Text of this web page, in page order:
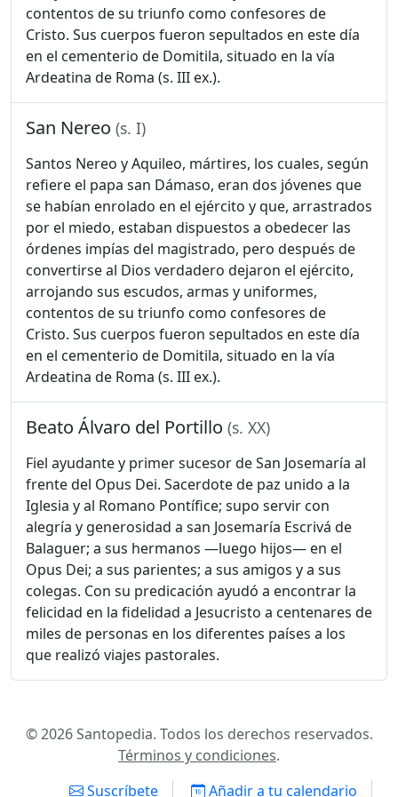
contentos de su triunfo como confesores de
Cristo. Sus cuerpos fueron sepultados en este día
en el cementerio de Domitila, situado en la vía
Ardeatina de Roma (s. III ex.).
San Nereo (s. I)
Santos Nereo y Aquileo, mártires, los cuales, según
refiere el papa san Dámaso, eran dos jóvenes que
se habían enrolado en el ejército y que, arrastrados
por el miedo, estaban dispuestos a obedecer las
órdenes impías del magistrado, pero después de
convertirse al Dios verdadero dejaron el ejército,
arrojando sus escudos, armas y uniformes,
contentos de su triunfo como confesores de
Cristo. Sus cuerpos fueron sepultados en este día
en el cementerio de Domitila, situado en la vía
Ardeatina de Roma (s. III ex.).
Beato Álvaro del Portillo (s. XX)
Fiel ayudante y primer sucesor de San Josemaría al
frente del Opus Dei. Sacerdote de paz unido a la
Iglesia y al Romano Pontífice; supo servir con
alegría y generosidad a san Josemaría Escrivá de
Balaguer; a sus hermanos —luego hijos— en el
Opus Dei; a sus parientes; a sus amigos y a sus
colegas. Con su predicación ayudó a encontrar la
felicidad en la fidelidad a Jesucristo a centenares de
miles de personas en los diferentes países a los
que realizó viajes pastorales.
© 2026 Santopedia. Todos los derechos reservados.
Términos y condiciones.
Suscríbete
Añadir a tu calendario